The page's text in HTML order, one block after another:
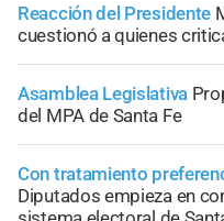
Reacción del Presidente
cuestionó a quienes
Asamblea Legislativa
del MPA de Santa Fe
Con tratamiento
Diputados empieza en